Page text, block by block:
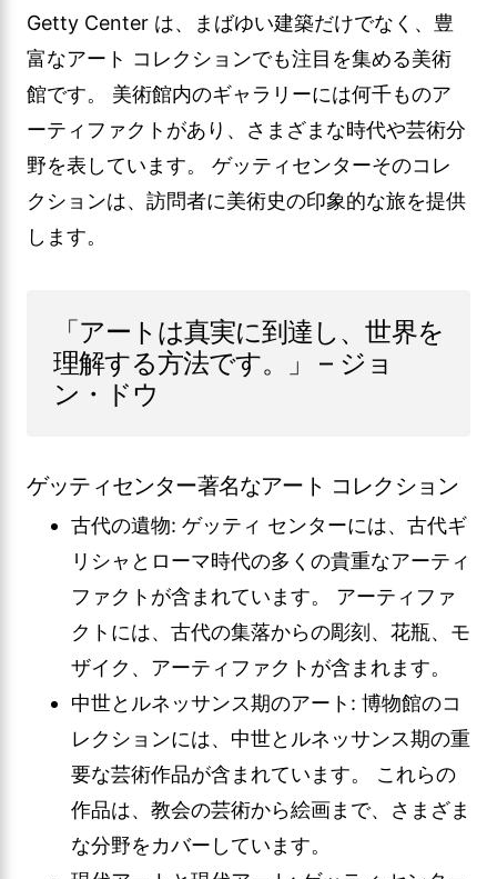
Getty Center は、まばゆい建築だけでなく、豊
富なアート コレクションでも注目を集める美術
館です。 美術館内のギャラリーには何千ものア
ーティファクトがあり、さまざまな時代や芸術分
野を表しています。 ゲッティセンターそのコレ
クションは、訪問者に美術史の印象的な旅を提供
します。
「アートは真実に到達し、世界を
理解する方法です。」 – ジョ
ン・ドウ
ゲッティセンター著名なアート コレクション
古代の遺物: ゲッティ センターには、古代ギ
リシャとローマ時代の多くの貴重なアーティ
ファクトが含まれています。 アーティファ
クトには、古代の集落からの彫刻、花瓶、モ
ザイク、アーティファクトが含まれます。
中世とルネッサンス期のアート: 博物館のコ
レクションには、中世とルネッサンス期の重
要な芸術作品が含まれています。 これらの
作品は、教会の芸術から絵画まで、さまざま
な分野をカバーしています。